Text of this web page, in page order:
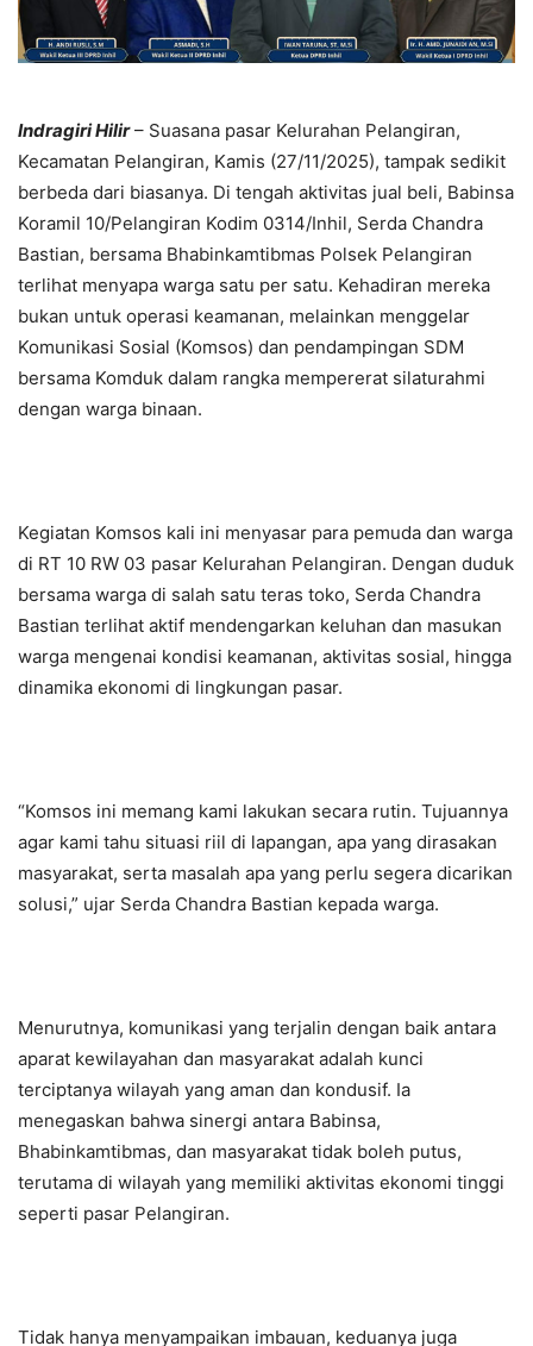
Indragiri Hilir– Suasana pasar Kelurahan Pelangiran,
Kecamatan Pelangiran, Kamis (27/11/2025), tampak sedikit
berbeda dari biasanya. Di tengah aktivitas jual beli, Babinsa
Koramil 10/Pelangiran Kodim 0314/Inhil, Serda Chandra
Bastian, bersama Bhabinkamtibmas Polsek Pelangiran
terlihat menyapa warga satu per satu. Kehadiran mereka
bukan untuk operasi keamanan, melainkan menggelar
Komunikasi Sosial (Komsos) dan pendampingan SDM
bersama Komduk dalam rangka mempererat silaturahmi
dengan warga binaan.
Kegiatan Komsos kali ini menyasar para pemuda dan warga
di RT 10 RW 03 pasar Kelurahan Pelangiran. Dengan duduk
bersama warga di salah satu teras toko, Serda Chandra
Bastian terlihat aktif mendengarkan keluhan dan masukan
warga mengenai kondisi keamanan, aktivitas sosial, hingga
dinamika ekonomi di lingkungan pasar.
“Komsos ini memang kami lakukan secara rutin. Tujuannya
agar kami tahu situasi riil di lapangan, apa yang dirasakan
masyarakat, serta masalah apa yang perlu segera dicarikan
solusi,” ujar Serda Chandra Bastian kepada warga.
Menurutnya, komunikasi yang terjalin dengan baik antara
aparat kewilayahan dan masyarakat adalah kunci
terciptanya wilayah yang aman dan kondusif. Ia
menegaskan bahwa sinergi antara Babinsa,
Bhabinkamtibmas, dan masyarakat tidak boleh putus,
terutama di wilayah yang memiliki aktivitas ekonomi tinggi
seperti pasar Pelangiran.
Tidak hanya menyampaikan imbauan, keduanya juga